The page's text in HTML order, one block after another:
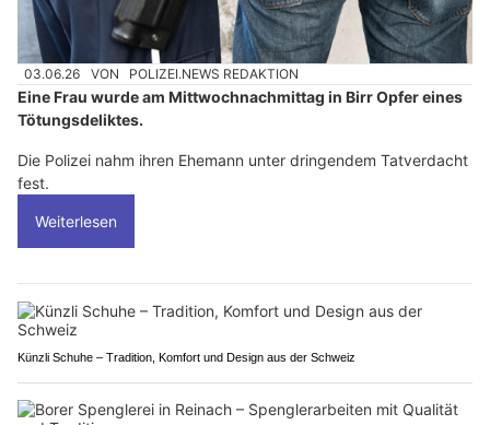
03.06.26 VON POLIZEI.NEWS REDAKTION
Eine Frau wurde am Mittwochnachmittag in Birr Opfer eines
Tötungsdeliktes.
Die Polizei nahm ihren Ehemann unter dringendem Tatverdacht
fest.
Weiterlesen
Künzli Schuhe – Tradition, Komfort und Design aus der Schweiz